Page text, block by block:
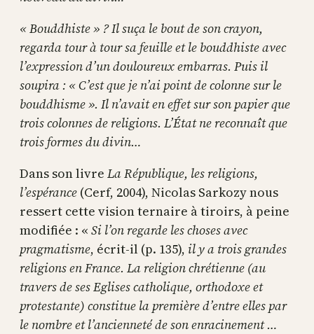
« Bouddhiste » ? Il suça le bout de son crayon,
regarda tour à tour sa feuille et le bouddhiste avec
l’expression d’un douloureux embarras. Puis il
soupira : « C’est que je n’ai point de colonne sur le
bouddhisme ». Il n’avait en effet sur son papier que
trois colonnes de religions. L’État ne reconnaît que
trois formes du divin…
Dans son livre La République, les religions,
l’espérance (Cerf, 2004), Nicolas Sarkozy nous
ressert cette vision ternaire à tiroirs, à peine
modifiée : « Si l’on regarde les choses avec
pragmatisme, écrit-il (p. 135), il y a trois grandes
religions en France. La religion chrétienne (au
travers de ses Eglises catholique, orthodoxe et
protestante) constitue la première d’entre elles par
le nombre et l’ancienneté de son enracinement …